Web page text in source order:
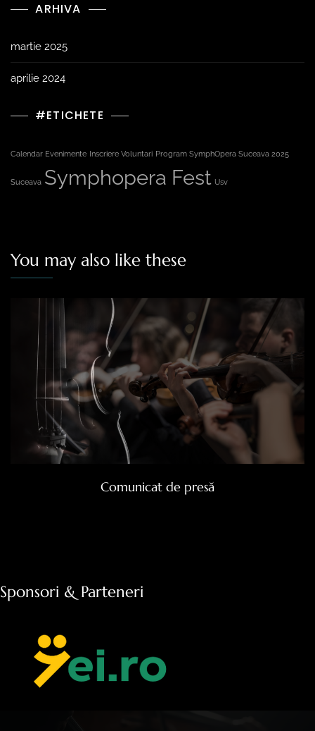
ARHIVA
martie 2025
aprilie 2024
#ETICHETE
Calendar Evenimente Inscriere Voluntari Program SymphOpera Suceava 2025
Suceava Symphopera Fest Usv
You may also like these
Comunicat de presă
Sponsori & Parteneri